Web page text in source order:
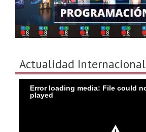
Actualidad Internacional